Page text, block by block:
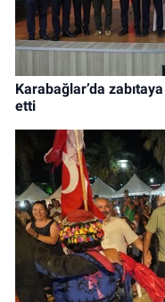
Karabağlar’da
etti